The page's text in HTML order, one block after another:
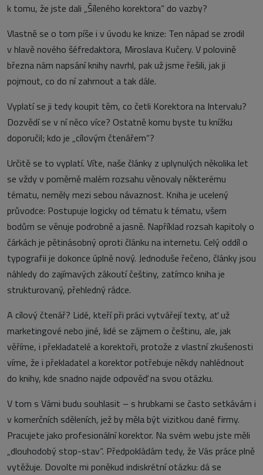
k tomu, že jste dali „Šíleného korektora“ do vazby?
Vlastně se o tom píše i v úvodu ke knize: Ten nápad se zrodil
v hlavě nového šéfredaktora, Miroslava Kučery. V polovině
března nám napsání knihy navrhl, pak už jsme řešili, jak ji
pojmout, co do ní zahrnout a tak dále.
Vyplatí se ji tedy koupit těm, co četli Korektora na Intervalu?
Dozvědí se v ní něco více? Ostatně komu byste tu knížku
doporučil; kdo je „cílovým čtenářem“?
Určitě se to vyplatí. Víte, naše články z uplynulých několika let
se vždy v poměrně malém rozsahu věnovaly některému
tématu, neměly mezi sebou návaznost. Kniha je ucelený
průvodce: Postupuje logicky od tématu k tématu, všem
bodům se věnuje podrobně a jasně. Například rozsah kapitoly o
čárkách je pětinásobný oproti článku na internetu. Celý oddíl o
typografii je dokonce úplně nový. Jednoduše řečeno, články jsou
náhledy do zajímavých zákoutí češtiny, zatímco kniha je
strukturovaný, přehledný rádce.
A cílový čtenář? Lidé, kteří při práci vytvářejí texty, ať už
marketingové nebo jiné, lidé se zájmem o češtinu, ale, jak
věříme, i překladatelé a korektoři, protože z vlastní zkušenosti
víme, že i překladatel a korektor potřebuje někdy nahlédnout
do knihy, kde snadno najde odpověď na svou otázku.
V tom s Vámi budu souhlasit – s hrubkami se často setkávám i
v komerčních sděleních, jež by měla být vizitkou dané firmy.
Pracujete jako profesionální korektor. Na svém webu jste měli
„dlouhodobý stop-stav“. Předpokládám tedy, že Vás práce plně
vytěžuje. Dovolte mi poněkud indiskrétní otázku: dá se